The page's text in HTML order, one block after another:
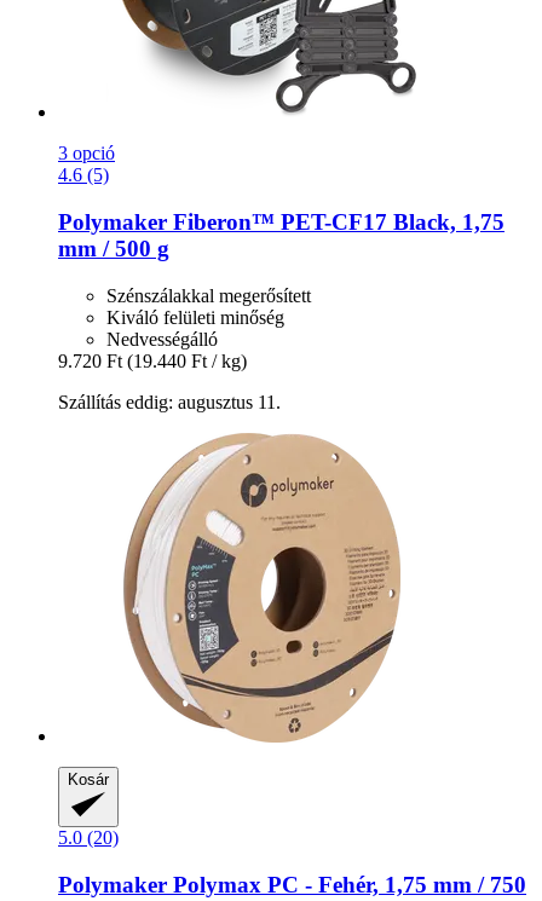
3 opció
4.6 (5)
Polymaker Fiberon™ PET-​CF17 Black, 1,75
mm / 500 g
Szénszálakkal megerősített
Kiváló felületi minőség
Nedvességálló
9.720 Ft (19.440 Ft / kg)
Szállítás eddig: augusztus 11.
Kosár
5.0 (20)
Polymaker Polymax PC -​ Fehér, 1,75 mm / 750